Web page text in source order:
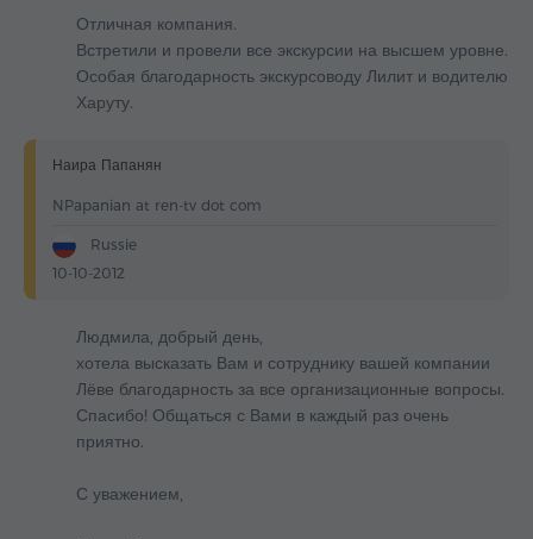
Отличная компания.
Встретили и провели все экскурсии на высшем уровне.
Особая благодарность экскурсоводу Лилит и водителю
Харуту.
Наира Папанян
NPapanian at ren-tv dot com
Russie
10-10-2012
Людмила, добрый день,
хотела высказать Вам и сотруднику вашей компании
Лёве благодарность за все организационные вопросы.
Спасибо! Общаться с Вами в каждый раз очень
приятно.
С уважением,